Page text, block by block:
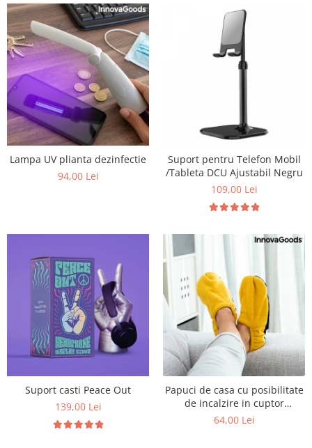
Lampa UV plianta dezinfectie
94,00 Lei
Suport pentru Telefon Mobil
/Tableta DCU Ajustabil Negru
109,00 Lei
Suport casti Peace Out
139,00 Lei
Papuci de casa cu posibilitate
de incalzire in cuptor
microunde
64,00 Lei